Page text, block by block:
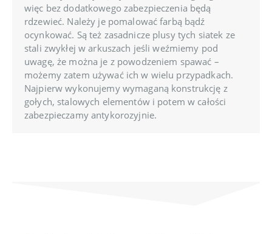
więc bez dodatkowego zabezpieczenia będą
rdzewieć. Należy je pomalować farbą bądź
ocynkować. Są też zasadnicze plusy tych siatek ze
stali zwykłej w arkuszach jeśli weźmiemy pod
uwagę, że można je z powodzeniem spawać –
możemy zatem używać ich w wielu przypadkach.
Najpierw wykonujemy wymaganą konstrukcję z
gołych, stalowych elementów i potem w całości
zabezpieczamy antykorozyjnie.